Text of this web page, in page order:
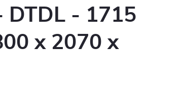
DTDL - 1715
x 2070 x